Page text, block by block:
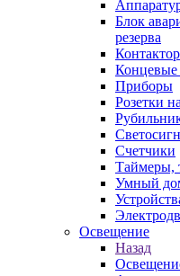
Блок
резерва
Концевые
Приборы
Розетки
Счетчики
Таймеры,
Умный
Освещение
Назад